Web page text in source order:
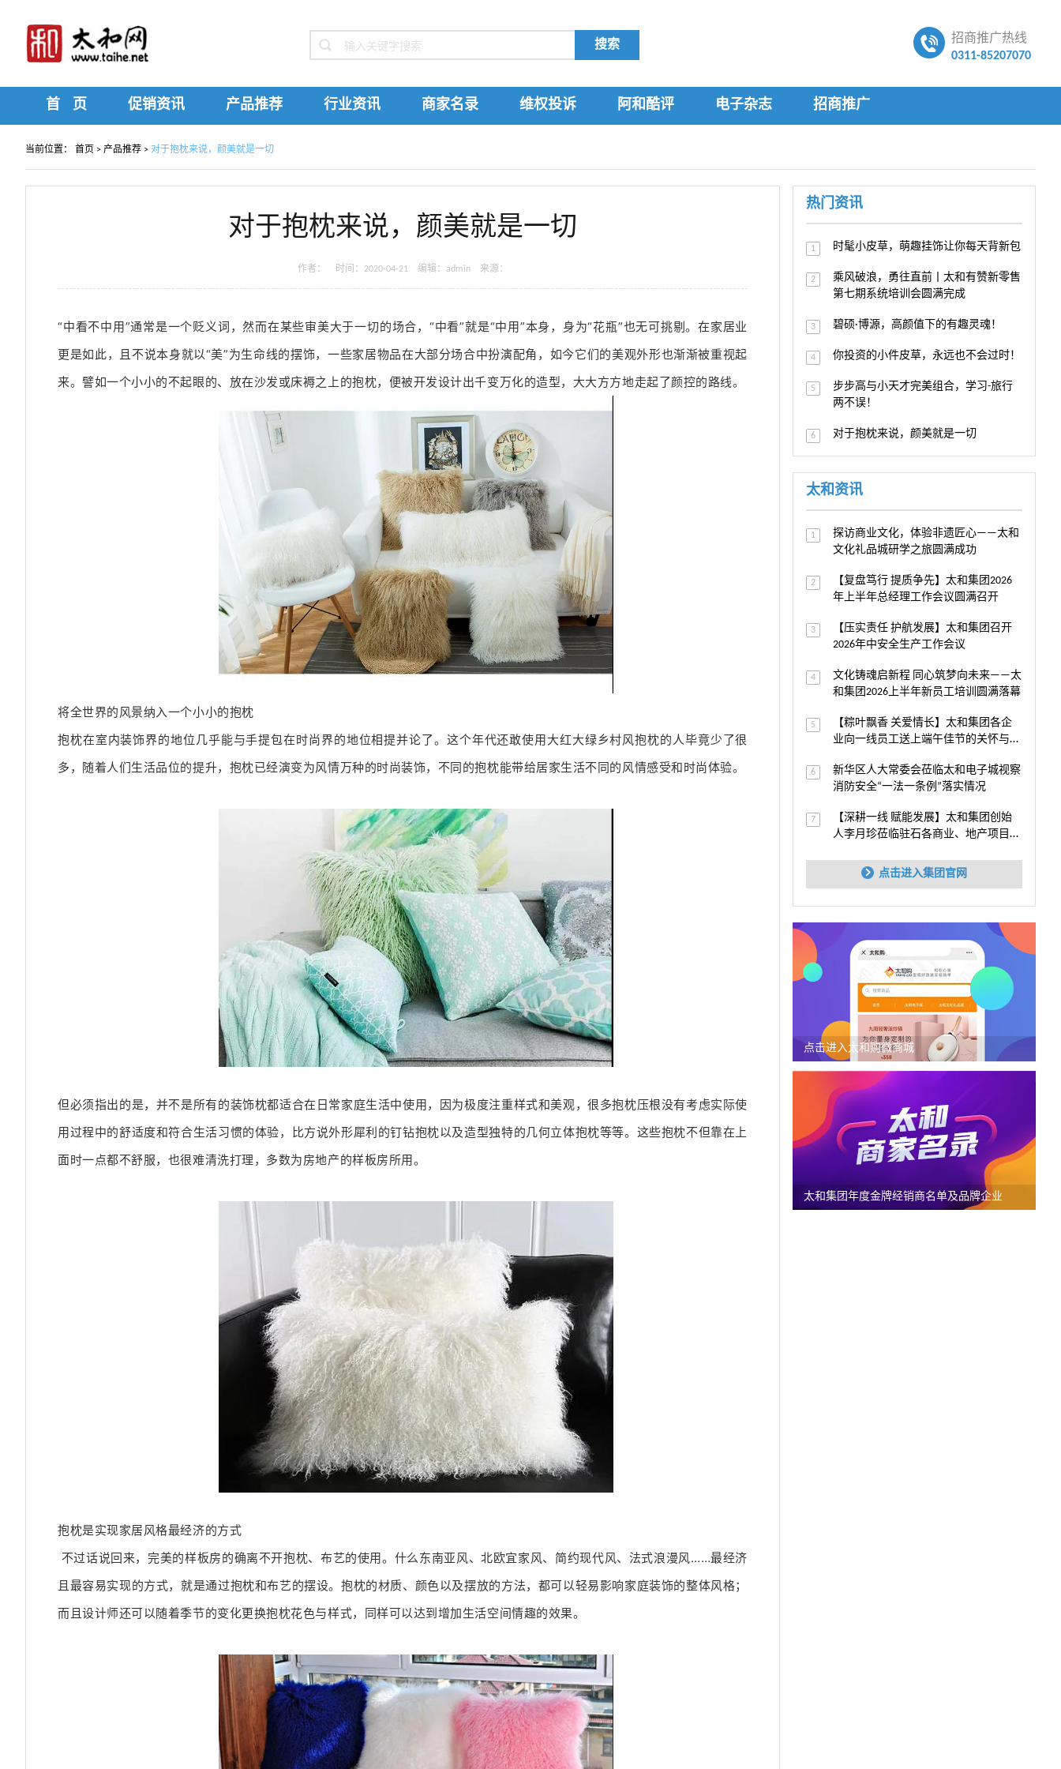
搜索
招商推广热线
0311-85207070
首 页 促销资讯 产品推荐 行业资讯 商家名录 维权投诉 阿和酷评 电子杂志 招商推广
当前位置： 首页 > 产品推荐 > 对于抱枕来说，颜美就是一切
对于抱枕来说，颜美就是一切
作者： 时间：2020-04-21 编辑：admin 来源：
“中看不中用”通常是一个贬义词，然而在某些审美大于一切的场合，“中看”就是“中用”本身，身为“花瓶”也无可挑剔。在家居业
更是如此，且不说本身就以“美”为生命线的摆饰，一些家居物品在大部分场合中扮演配角，如今它们的美观外形也渐渐被重视起
来。譬如一个小小的不起眼的、放在沙发或床褥之上的抱枕，便被开发设计出千变万化的造型，大大方方地走起了颜控的路线。
将全世界的风景纳入一个小小的抱枕
抱枕在室内装饰界的地位几乎能与手提包在时尚界的地位相提并论了。这个年代还敢使用大红大绿乡村风抱枕的人毕竟少了很
多，随着人们生活品位的提升，抱枕已经演变为风情万种的时尚装饰，不同的抱枕能带给居家生活不同的风情感受和时尚体验。
但必须指出的是，并不是所有的装饰枕都适合在日常家庭生活中使用，因为极度注重样式和美观，很多抱枕压根没有考虑实际使
用过程中的舒适度和符合生活习惯的体验，比方说外形犀利的钉钻抱枕以及造型独特的几何立体抱枕等等。这些抱枕不但靠在上
面时一点都不舒服，也很难清洗打理，多数为房地产的样板房所用。
抱枕是实现家居风格最经济的方式
不过话说回来，完美的样板房的确离不开抱枕、布艺的使用。 什么东南亚风、北欧宜家风、简约现代风、法式浪漫风……最经济
且最容易实现的方式，就是通过抱枕和布艺的摆设。 抱枕的材质、颜色以及摆放的方法，都可以轻易影响家庭装饰的整体风格；
而且设计师还可以随着季节的变化更换抱枕花色与样式，同样可以达到增加生活空间情趣的效果。
热门资讯
1 时髦小皮草，萌趣挂饰让你每天背新包
2
乘风破浪，勇往直前丨太和有赞新零售
第七期系统培训会圆满完成
3 碧硕·博源，高颜值下的有趣灵魂！
4 你投资的小件皮草，永远也不会过时！
5
步步高与小天才完美组合，学习-旅行
两不误！
6 对于抱枕来说，颜美就是一切
太和资讯
1
探访商业文化，体验非遗匠心——太和
文化礼品城研学之旅圆满成功
2
【复盘笃行 提质争先】太和集团2026
年上半年总经理工作会议圆满召开
3
【压实责任 护航发展】太和集团召开
2026年中安全生产工作会议
4
文化铸魂启新程 同心筑梦向未来——太
和集团2026上半年新员工培训圆满落幕
5
【粽叶飘香 关爱情长】太和集团各企
业向一线员工送上端午佳节的关怀与祝
6
新华区人大常委会莅临太和电子城视察
消防安全“一法一条例”落实情况
7
【深耕一线 赋能发展】太和集团创始
人李月珍莅临驻石各商业、地产项目视
点击进入集团官网
点击进入太和购微商城
太和集团年度金牌经销商名单及品牌企业